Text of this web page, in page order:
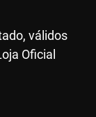
válidos
Oficial